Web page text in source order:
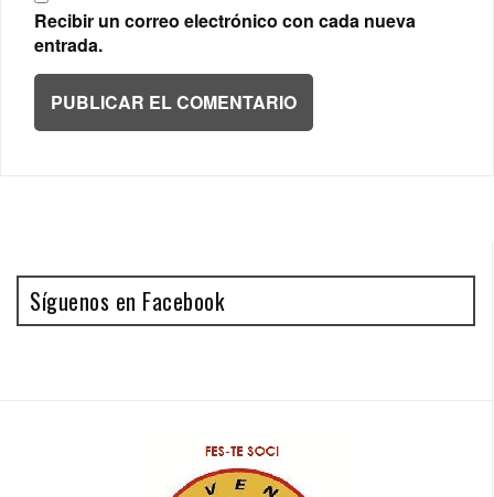
Recibir un correo electrónico con cada nueva
entrada.
Síguenos en Facebook